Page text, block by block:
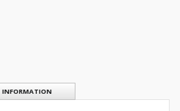
INFORMATION